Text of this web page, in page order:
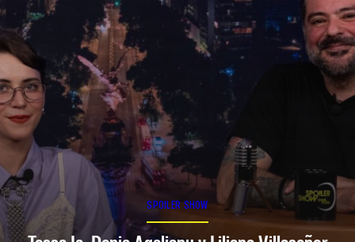
SPOILER SHOW